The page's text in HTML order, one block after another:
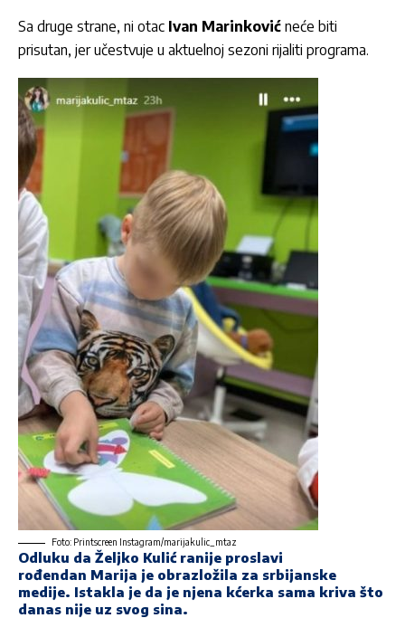
Sa druge strane, ni otac Ivan Marinković neće biti
prisutan, jer učestvuje u aktuelnoj sezoni rijaliti programa.
Foto: Printscreen Instagram/marijakulic_mtaz
Odluku da Željko Kulić ranije proslavi
rođendan Marija je obrazložila za srbijanske
medije. Istakla je da je njena kćerka sama kriva što
danas nije uz svog sina.